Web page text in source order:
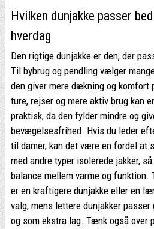
Hvilken dunjakke passer
hverdag
Den rigtige dunjakke er den, der
Til bybrug og pendling vælger
den giver mere dækning og komfort
ture, rejser og mere aktiv brug kan
praktisk, da den fylder mindre og
bevægelsesfrihed. Hvis du leder
til damer, kan det være en fordel at
med andre typer isolerede jakker,
balance mellem varme og funktion.
er en kraftigere dunjakke eller en
valg, mens lettere dunjakker
og som ekstra lag. Tænk også over